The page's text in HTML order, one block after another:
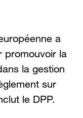
a
promouvoir la
la gestion
sur
le DPP.